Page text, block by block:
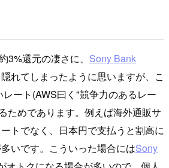
3%還元の凄さに、 Sony Bank
れてしまったように思いますが、こ
ート(AWS曰く"競争力のあるレー
ためであります。例えば海外通販サ
トでなく、日本円で支払うと割高に
いです。こういった場合にはSony